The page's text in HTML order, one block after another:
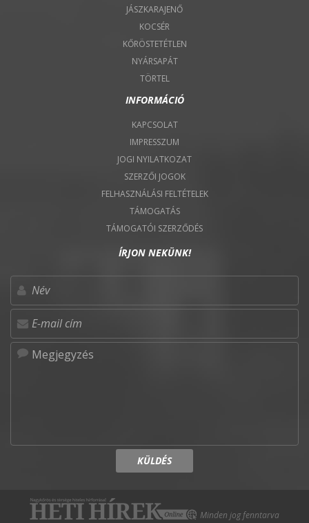
JÁSZKARAJENŐ
KOCSÉR
KŐRÖSTETÉTLEN
NYÁRSAPÁT
TÖRTEL
INFORMÁCIÓ
KAPCSOLAT
IMPRESSZUM
JOGI NYILATKOZAT
SZERZŐI JOGOK
FELHASZNÁLÁSI FELTÉTELEK
TÁMOGATÁS
TÁMOGATÓI SZERZŐDÉS
ÍRJON NEKÜNK!
KÜLDÉS
Minden jog fenntarva